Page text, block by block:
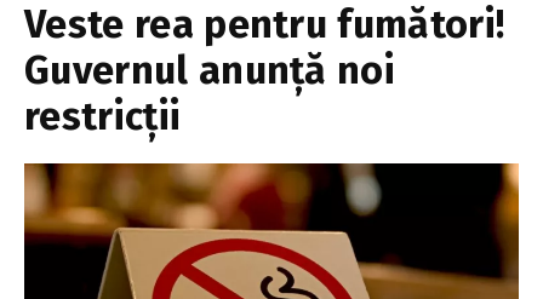
Veste rea pentru fumători!
Guvernul anunță noi
restricții